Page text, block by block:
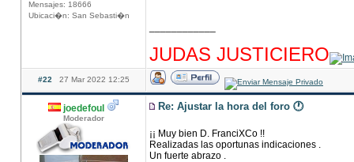
Mensajes: 18666
Ubicaci�n: San Sebasti�n
JUDAS JUSTICIERO
#22 27 Mar 2022 12:25
joedefoul
Moderador
Re: Ajustar la hora del foro 🕐
¡¡ Muy bien D. FranciXCo !!
Realizadas las oportunas indicaciones .
Un fuerte abrazo .